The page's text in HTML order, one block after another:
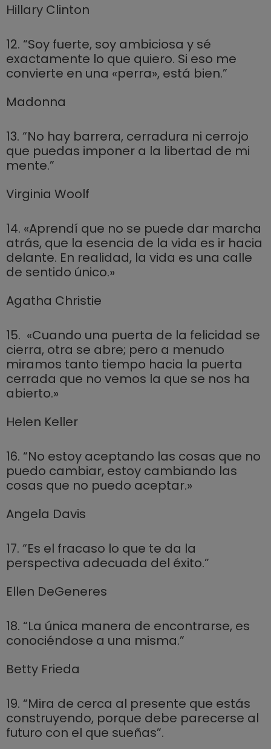
Hillary Clinton
12. “Soy fuerte, soy ambiciosa y sé
exactamente lo que quiero. Si eso me
convierte en una «perra», está bien.”
Madonna
13. “No hay barrera, cerradura ni cerrojo
que puedas imponer a la libertad de mi
mente.”
Virginia Woolf
14. «Aprendí que no se puede dar marcha
atrás, que la esencia de la vida es ir hacia
delante. En realidad, la vida es una calle
de sentido único.»
Agatha Christie
15. «Cuando una puerta de la felicidad se
cierra, otra se abre; pero a menudo
miramos tanto tiempo hacia la puerta
cerrada que no vemos la que se nos ha
abierto.»
Helen Keller
16. “No estoy aceptando las cosas que no
puedo cambiar, estoy cambiando las
cosas que no puedo aceptar.»
Angela Davis
17. “Es el fracaso lo que te da la
perspectiva adecuada del éxito.”
Ellen DeGeneres
18. “La única manera de encontrarse, es
conociéndose a una misma.”
Betty Frieda
19. “Mira de cerca al presente que estás
construyendo, porque debe parecerse al
futuro con el que sueñas”.